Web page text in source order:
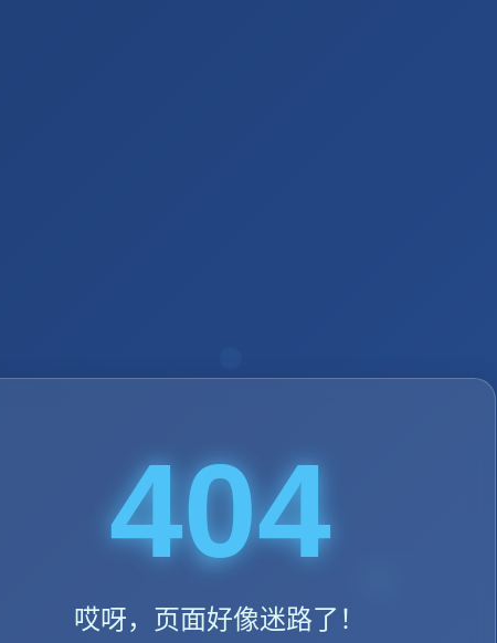
404
哎呀，页面好像迷路了！